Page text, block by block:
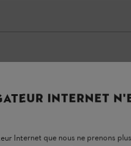
INTERNET
Internet que nous ne prenons